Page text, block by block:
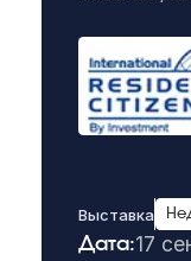
Выставка
Дата:17